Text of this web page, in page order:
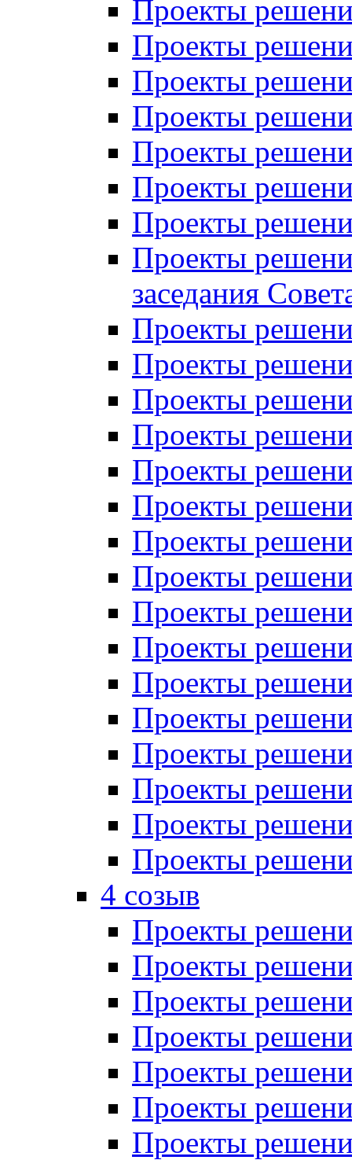
Проекты
Проекты
Проекты
Проекты
Проекты
Проекты
Проекты
Проекты
заседания
Проекты
Проекты
Проекты
Проекты
Проекты
Проекты
Проекты
Проекты
Проекты
Проекты
Проекты
Проекты
Проекты
Проекты
Проекты
Проекты
4 созыв
Проекты
Проекты
Проекты
Проекты
Проекты
Проекты
Проекты